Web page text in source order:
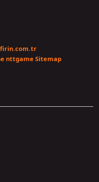
nttgame Sitemap